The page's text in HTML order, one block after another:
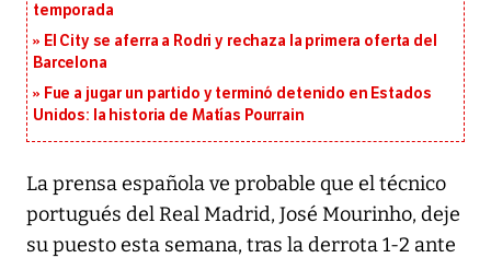
temporada
El City se aferra a Rodri y rechaza la primera oferta del
Barcelona
Fue a jugar un partido y terminó detenido en Estados
Unidos: la historia de Matías Pourrain
La prensa española ve probable que el técnico
portugués del Real Madrid, José Mourinho, deje
su puesto esta semana, tras la derrota 1-2 ante